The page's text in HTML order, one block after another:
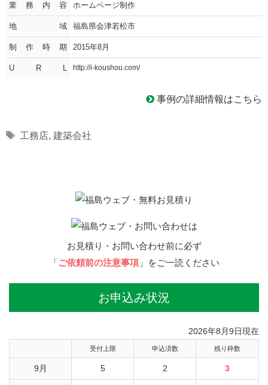
業務内容 ホームページ制作
地域 福島県会津若松市
制作時期 2015年8月
U R L http://i-koushou.com/
事例の詳細情報はこちら
Tags
工務店, 建築会社
お見積り・お問い合わせ前に必ず
「 ご依頼前の注意事項」をご一読ください
お申込み状況
2026年8月9日現在
受付上限 申込済数 残り枠数
9月 5 2 3